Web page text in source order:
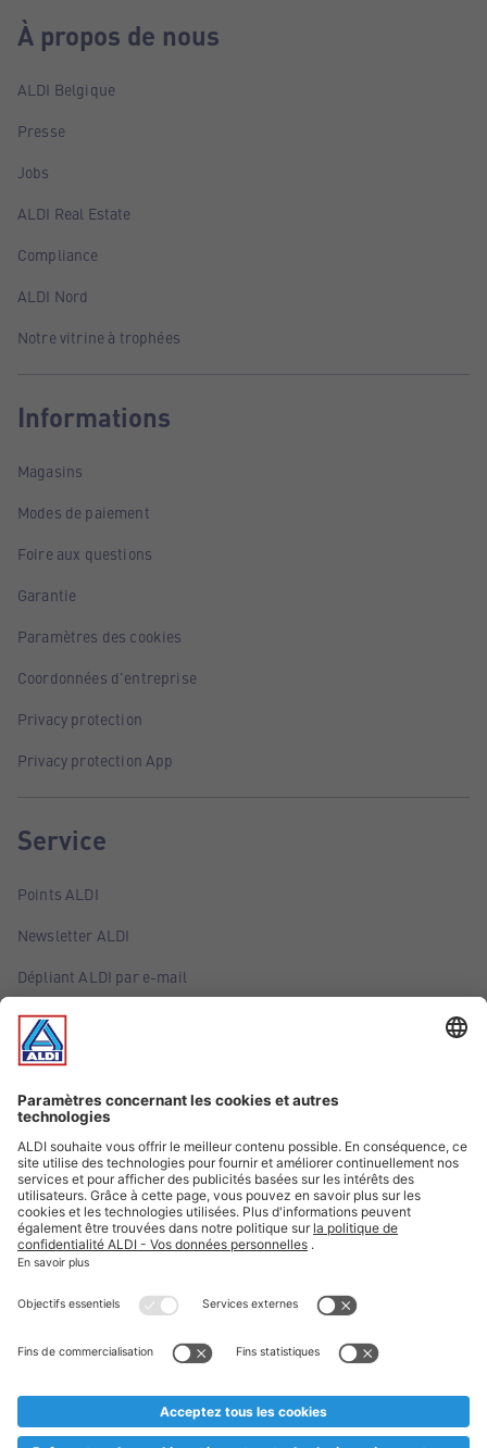
À propos de nous
ALDI Belgique
Presse
Jobs
ALDI Real Estate
Compliance
ALDI Nord
Notre vitrine à trophées
Informations
Magasins
Modes de paiement
Foire aux questions
Garantie
Paramètres des cookies
Coordonnées d'entreprise
Privacy protection
Privacy protection App
Service
Points ALDI
Newsletter ALDI
Dépliant ALDI par e-mail
Offres
Infos essentielles
Suivez ALDI Belgique
Textes marqués d'un astérisque et mentions légales
* Nous vendons ces articles temporairement et jusqu'à
au cas où, malgré le planning bien étudié, nous serions
prématurément en rupture de stock. Prix Recupel et TVA incl.
** Sur ce site, l’utilisation de la forme masculine a été adoptée